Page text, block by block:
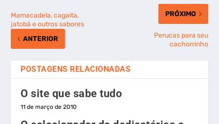
Mamacadela, cagaita,
jatobá e outros sabores
ANTERIOR
PRÓXIMO
Perucas para seu
cachorrinho
POSTAGENS RELACIONADAS
O site que sabe tudo
11 de março de 2010